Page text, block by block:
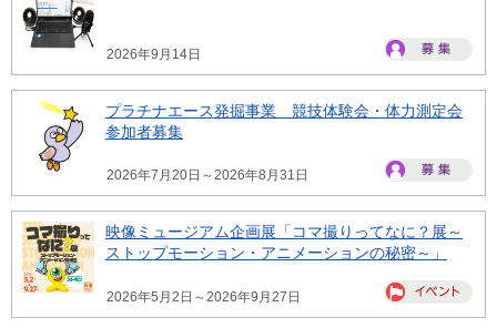
2026年9月14日
プラチナエース発掘事業 競技体験会・体力測定会
参加者募集
2026年7月20日～2026年8月31日
映像ミュージアム企画展「コマ撮りってなに？展～
ストップモーション・アニメーションの秘密～」
2026年5月2日～2026年9月27日